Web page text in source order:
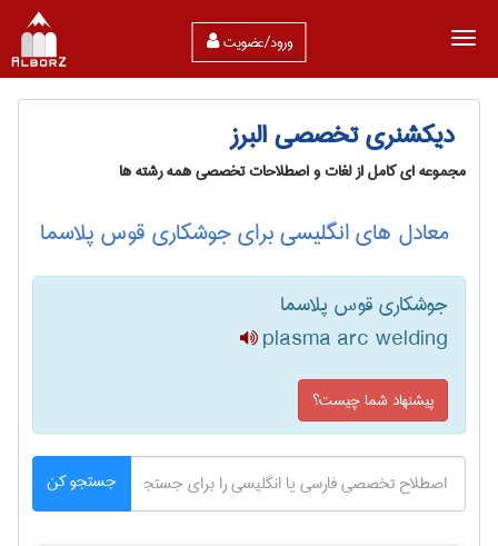
ورود/عضویت
دیکشنری تخصصی البرز
مجموعه ای کامل از لغات و اصطلاحات تخصصی همه رشته ها
معادل های انگلیسی برای جوشکاری قوس پلاسما
جوشکاری قوس پلاسما
plasma arc welding
پیشنهاد شما چیست؟
جستجو کن